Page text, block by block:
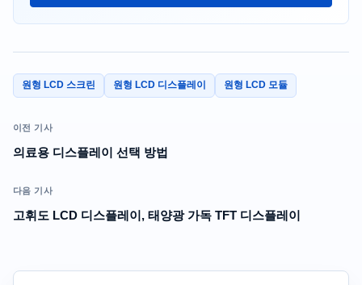
원형 LCD 스크린 원형 LCD 디스플레이 원형 LCD 모듈
이전 기사
의료용 디스플레이 선택 방법
다음 기사
고휘도 LCD 디스플레이, 태양광 가독 TFT 디스플레이